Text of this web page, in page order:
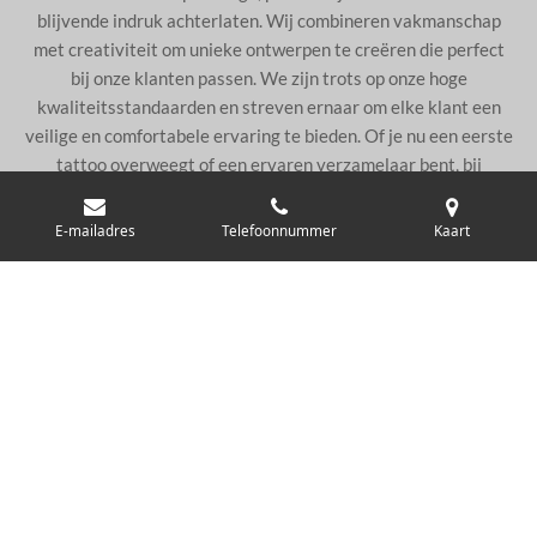
blijvende indruk achterlaten. Wij combineren vakmanschap
met creativiteit om unieke ontwerpen te creëren die perfect
bij onze klanten passen. We zijn trots op onze hoge
kwaliteitsstandaarden en streven ernaar om elke klant een
veilige en comfortabele ervaring te bieden. Of je nu een eerste
tattoo overweegt of een ervaren verzamelaar bent, bij
Inktoxicated ben je in goede handen. Kom zeker eens langs.
E-mailadres Telefoonnummer Kaart